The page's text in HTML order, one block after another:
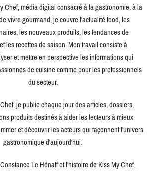
Chef, média digital consacré à la gastronomie, à la
vivre gourmand, je couvre l'actualité food, les
les nouveaux produits, les tendances de
les recettes de saison. Mon travail consiste à
et mettre en perspective les informations qui
de cuisine comme pour les professionnels
du secteur.
je publie chaque jour des articles, dossiers,
produits destinés à aider les lecteurs à mieux
et découvrir les acteurs qui façonnent l'univers
gastronomique d'aujourd'hui.
Le Hénaff et l'histoire de Kiss My Chef.